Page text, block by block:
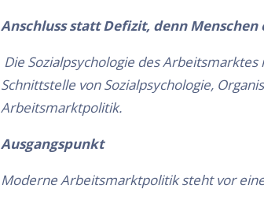
Anschluss statt Defizit, denn
Die Sozialpsychologie des
Schnittstelle von Sozialpsychologie,
Arbeitsmarktpolitik.
Ausgangspunkt
Moderne Arbeitsmarktpolitik steht vor